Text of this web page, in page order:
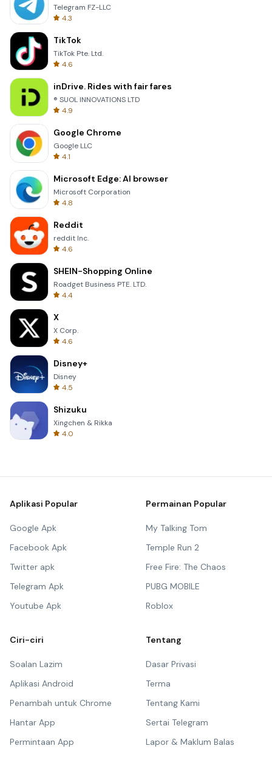
Telegram FZ-LLC
4.3
TikTok
TikTok Pte. Ltd.
4.6
inDrive. Rides with fair fares
® SUOL INNOVATIONS LTD
4.9
Google Chrome
Google LLC
4.1
Microsoft Edge: AI browser
Microsoft Corporation
4.8
Reddit
reddit Inc.
4.6
SHEIN-Shopping Online
Roadget Business PTE. LTD.
4.4
X
X Corp.
4.6
Disney+
Disney
4.5
Shizuku
Xingchen & Rikka
4.0
Aplikasi Popular
Google Apk
Facebook Apk
Twitter apk
Telegram Apk
Youtube Apk
Permainan Popular
My Talking Tom
Temple Run 2
Free Fire: The Chaos
PUBG MOBILE
Roblox
Ciri-ciri
Soalan Lazim
Aplikasi Android
Penambah untuk Chrome
Hantar App
Permintaan App
Tentang
Dasar Privasi
Terma
Tentang Kami
Sertai Telegram
Lapor & Maklum Balas